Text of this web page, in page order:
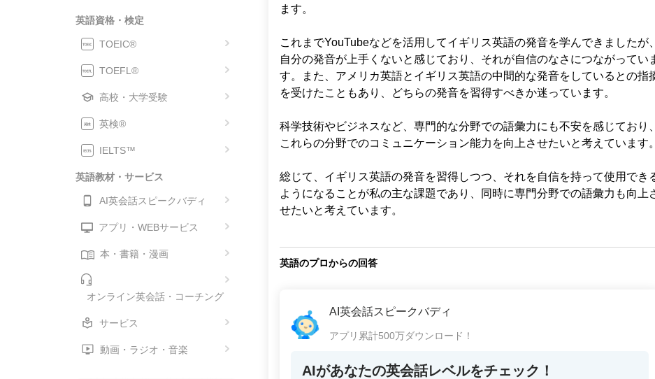
英語資格・検定
TOEIC®
TOEFL®
高校・大学受験
英検®
IELTS™
英語教材・サービス
AI英会話スピークバディ
アプリ・WEBサービス
本・書籍・漫画
オンライン英会話・コーチング
サービス
動画・ラジオ・音楽
ます。
これまでYouTubeなどを活用してイギリス英語の発音を学んできましたが、
自分の発音が上手くないと感じており、それが自信のなさにつながってい
す。また、アメリカ英語とイギリス英語の中間的な発音をしているとの指
を受けたこともあり、どちらの発音を習得すべきか迷っています。
科学技術やビジネスなど、専門的な分野での語彙力にも不安を感じており、
これらの分野でのコミュニケーション能力を向上させたいと考えています。
総じて、イギリス英語の発音を習得しつつ、それを自信を持って使用でき
ようになることが私の主な課題であり、同時に専門分野での語彙力も向上
せたいと考えています。
英語のプロからの回答
AI英会話スピークバディ
アプリ累計500万ダウンロード！
AIがあなたの英会話レベルをチェック！